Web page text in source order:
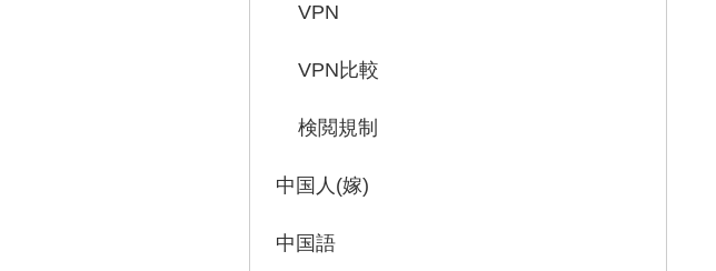
VPN
VPN比較
検閲規制
中国人(嫁)
中国語